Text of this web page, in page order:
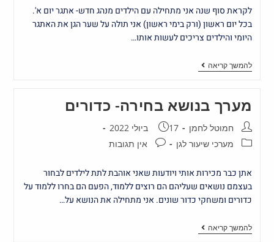
לקראת סוף שנה אני מתחילה עם הילדים מנהג חדש- אתגר יום א'.
בכל יום ראשון (ורק בימי ראשון) אני תולה על שער הגן את האתגר
היומי והילדים צריכים לעשות אותו…
להמשך קריאה
מערך בנושא בחירה- כדורים
חמוטל לחמן
17 ביולי 2022
מערכי שיעור לגן
אין תגובות
אתן כבר מכירות אותי ויודעות שאני אוהבת לתת לילדים לבחור
בעצמם נושאים שעליהם הם רוצים ללמוד, הפעם הם בחרו ללמוד על
כדורים ומשחקי כדור שונים. אני מתחילה את הנושא על…
להמשך קריאה